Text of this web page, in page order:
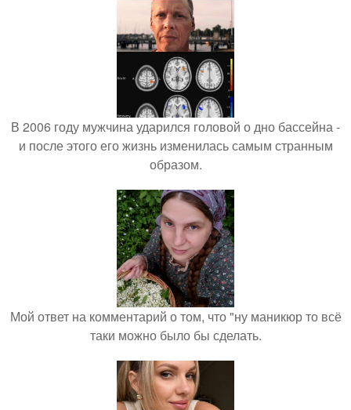
В 2006 году мужчина ударился головой о дно бассейна -
и после этого его жизнь изменилась самым странным
образом.
Мой ответ на комментарий о том, что "ну маникюр то всё
таки можно было бы сделать.